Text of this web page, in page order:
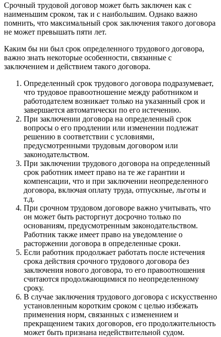
Срочный трудовой договор может быть заключен как с
наименьшим сроком, так и с наибольшим. Однако важно
помнить, что максимальный срок заключения такого договора
не может превышать пяти лет.
Каким бы ни был срок определенного трудового договора,
важно знать некоторые особенности, связанные с
заключением и действием такого договора.
Определенный срок трудового договора подразумевает,
что трудовое правоотношение между работником и
работодателем возникает только на указанный срок и
завершается автоматически по его истечению.
При заключении договора на определенный срок
вопросы о его продлении или изменении подлежат
решению в соответствии с условиями,
предусмотренными трудовым договором или
законодательством.
При заключении трудового договора на определенный
срок работник имеет право на те же гарантии и
компенсации, что и при заключении неопределенного
договора, включая оплату труда, отпускные, льготы и
т.д.
При срочном трудовом договоре важно учитывать, что
он может быть расторгнут досрочно только по
основаниям, предусмотренным законодательством.
Работник также имеет право на уведомление о
расторжении договора в определенные сроки.
Если работник продолжает работать после истечения
срока действия срочного трудового договора без
заключения нового договора, то его правоотношения
считаются продолжающимися по неопределенному
сроку.
В случае заключения трудового договора с искусственно
установленным коротким сроком с целью избежать
применения норм, связанных с изменением и
прекращением таких договоров, его продолжительность
может быть признана недействительной судом.